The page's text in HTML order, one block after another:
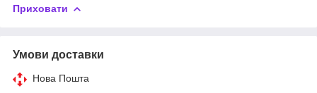
Приховати
Умови доставки
Нова Пошта